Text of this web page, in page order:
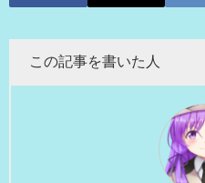
この記事を書いた人